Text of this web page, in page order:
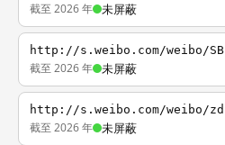
截至 2026 年 未屏蔽
http://s.weibo.com/weibo/SB
截至 2026 年 未屏蔽
http://s.weibo.com/weibo/zd
截至 2026 年 未屏蔽